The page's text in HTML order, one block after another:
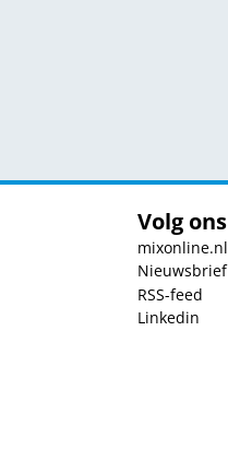
Volg ons
mixonline.nl
Nieuwsbrief
RSS-feed
Linkedin